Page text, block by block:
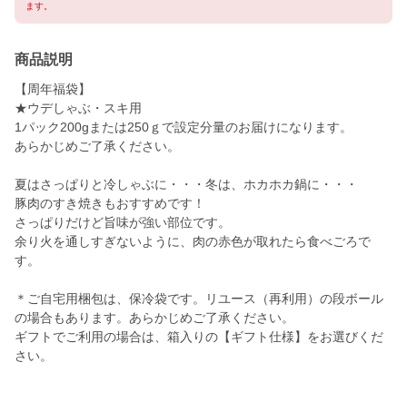
ます。
商品説明
【周年福袋】
★ウデしゃぶ・スキ用
1パック200gまたは250ｇで設定分量のお届けになります。
あらかじめご了承ください。
夏はさっぱりと冷しゃぶに・・・冬は、ホカホカ鍋に・・・
豚肉のすき焼きもおすすめです！
さっぱりだけど旨味が強い部位です。
余り火を通しすぎないように、肉の赤色が取れたら食べごろで
す。
＊ご自宅用梱包は、保冷袋です。リユース（再利用）の段ボール
の場合もあります。あらかじめご了承ください。
ギフトでご利用の場合は、箱入りの【ギフト仕様】をお選びくだ
さい。